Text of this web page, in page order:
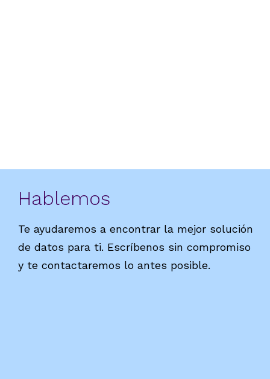
Hablemos
Te ayudaremos a encontrar la mejor solución
de datos para ti. Escríbenos sin compromiso
y te contactaremos lo antes posible.